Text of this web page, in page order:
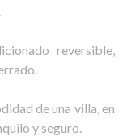
reversible,
de una villa, en
y seguro.